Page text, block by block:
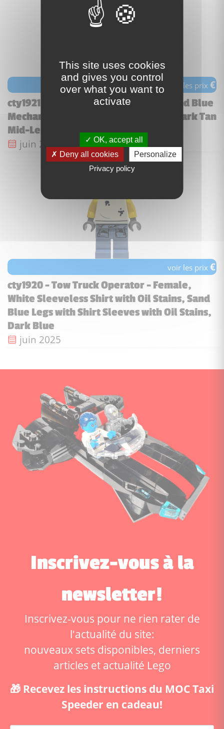
voir les prix €
cty1921 - Tow Truck Driver - Male, Sand Blue
Mechanic Uniform, Sand Blue Legs, Dark Tan
Mid-Length Tousled Hair
Date de sortie :
juin 2025
voir les prix€
cty1920 - Tow Truck Operator - Female,
White Sleeveless Shirt with Oil Stains, Sand
Blue Legs with Shirt Sleeves with Oil Stains,
Dark Blue
Date de sortie :
juin 2025
Inscrivez-vous à la
newsletter!
Inscrivez-vous pour ne rien rater de
l'actualité du site:
nouveaux sets disponibles, derniers
articles et actualité Lego
🎁 Recevez les instructions du MOC Taxi
Speeder en cadeau!
This site uses cookies
and gives you control
over what you want to
activate
OK, accept all
Deny all cookies
Personalize
Privacy policy